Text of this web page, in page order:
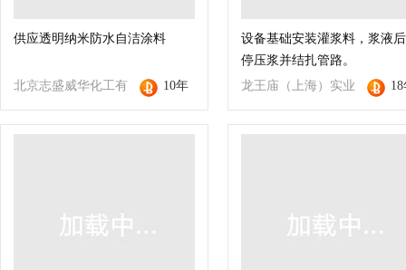
供应透明纳米防水自洁涂料
北京志盛威华化工有
限公司
10年
设备基础安装灌浆料，浆液
停压浆并结扎管路。
龙王庙（上海）实业
有限公司